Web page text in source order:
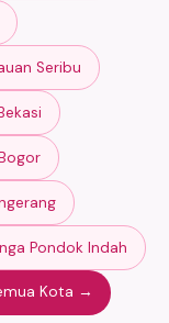
Seribu
Pondok Indah
Kota →